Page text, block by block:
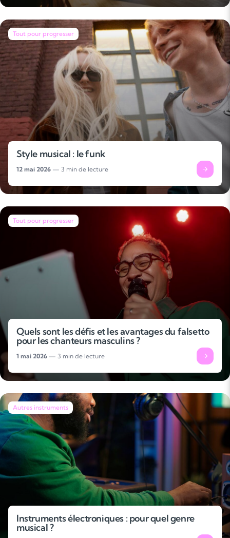
Tout pour progresser
Style musical : le funk
12 mai 2026 — 3 min de lecture
Tout pour progresser
Quels sont les défis et les avantages du falsetto
pour les chanteurs masculins ?
1 mai 2026 — 3 min de lecture
Autres instruments
Instruments électroniques : pour quel genre
musical ?